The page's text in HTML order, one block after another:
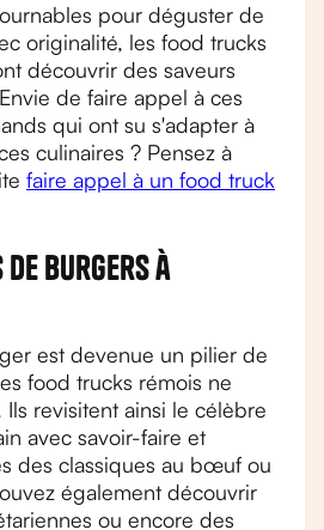
pour déguster de
originalité, les food trucks
découvrir des saveurs
de faire appel à ces
qui ont su s'adapter à
culinaires ? Pensez à
faire appel à un food truck
de burgers à
est devenue un pilier de
food trucks rémois ne
Ils revisitent ainsi le célèbre
avec savoir-faire et
des classiques au bœuf ou
également découvrir
ou encore des